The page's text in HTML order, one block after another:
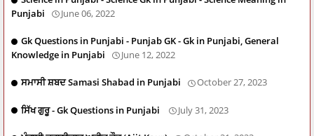
Punjabi
June 06, 2022
Gk Questions in Punjabi - Punjab GK - Gk in Punjabi, General
Knowledge in Punjabi
June 12, 2022
ਸਮਾਸੀ ਸ਼ਬਦ Samasi Shabad in Punjabi October 27, 2023
ਸਿੱਖ ਗੁਰੂ - Gk Questions in Punjabi July 31, 2023